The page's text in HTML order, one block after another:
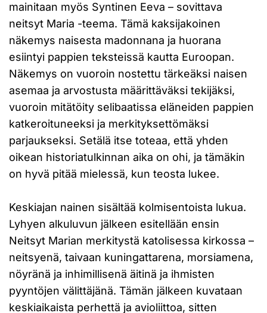
mainitaan myös Syntinen Eeva – sovittava
neitsyt Maria -teema. Tämä kaksijakoinen
näkemys naisesta madonnana ja huorana
esiintyi pappien teksteissä kautta Euroopan.
Näkemys on vuoroin nostettu tärkeäksi naisen
asemaa ja arvostusta määrittäväksi tekijäksi,
vuoroin mitätöity selibaatissa eläneiden pappien
katkeroituneeksi ja merkityksettömäksi
parjaukseksi. Setälä itse toteaa, että yhden
oikean historiatulkinnan aika on ohi, ja tämäkin
on hyvä pitää mielessä, kun teosta lukee.
Keskiajan nainen sisältää kolmisentoista lukua.
Lyhyen alkuluvun jälkeen esitellään ensin
Neitsyt Marian merkitystä katolisessa kirkossa –
neitsyenä, taivaan kuningattarena, morsiamena,
nöyränä ja inhimillisenä äitinä ja ihmisten
pyyntöjen välittäjänä. Tämän jälkeen kuvataan
keskiaikaista perhettä ja avioliittoa, sitten